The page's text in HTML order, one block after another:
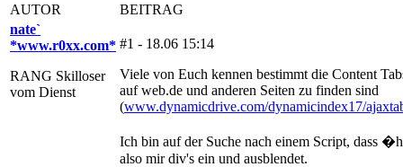
AUTOR
BEITRAG
nate`
*www.r0xx.com*
RANG Skilloser
vom Dienst
#1 - 18.06 15:14
Viele von Euch kennen bestimmt die Content
auf web.de und anderen Seiten zu finden sind
(www.dynamicdrive.com/dynamicindex17/
Ich bin auf der Suche nach einem Script, dass
also mir div's ein und ausblendet.